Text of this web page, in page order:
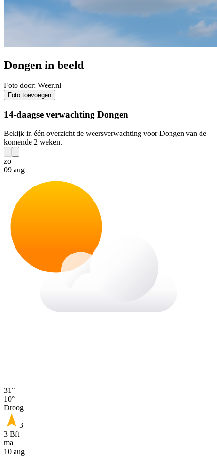
Dongen in beeld
Foto door: Weer.nl
Foto toevoegen
14-daagse verwachting Dongen
Bekijk in één overzicht de weersverwachting voor Dongen van de
komende 2 weken.
zo
09 aug
31°
10°
Droog
3
3 Bft
ma
10 aug